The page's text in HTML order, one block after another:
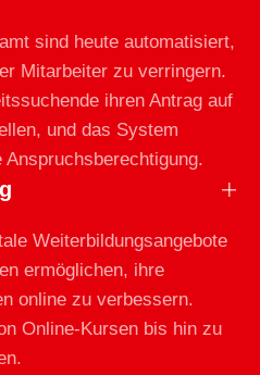
sind heute automatisiert,
Mitarbeiter zu verringern.
ihren Antrag auf
und das System
Weiterbildungsangebote
ermöglichen, ihre
online zu verbessern.
Online-Kursen bis hin zu